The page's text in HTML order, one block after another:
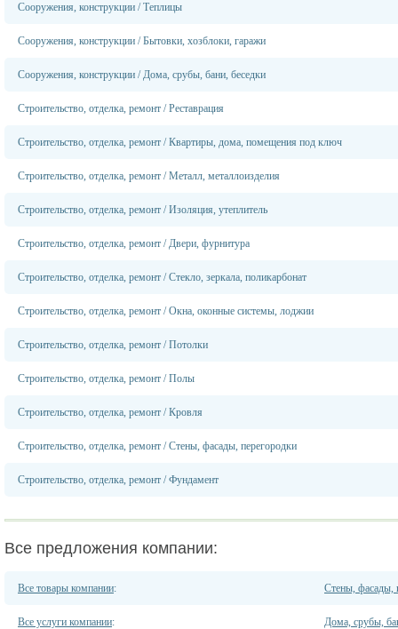
Сооружения, конструкции /Теплицы
Сооружения, конструкции /Бытовки, хозблоки, гаражи
Сооружения, конструкции /Дома, срубы, бани, беседки
Строительство, отделка, ремонт /Реставрация
Строительство, отделка, ремонт /Квартиры, дома, помещения под ключ
Строительство, отделка, ремонт /Металл, металлоизделия
Строительство, отделка, ремонт /Изоляция, утеплитель
Строительство, отделка, ремонт /Двери, фурнитура
Строительство, отделка, ремонт /Стекло, зеркала, поликарбонат
Строительство, отделка, ремонт /Окна, оконные системы, лоджии
Строительство, отделка, ремонт /Потолки
Строительство, отделка, ремонт /Полы
Строительство, отделка, ремонт /Кровля
Строительство, отделка, ремонт /Стены, фасады, перегородки
Строительство, отделка, ремонт /Фундамент
Все предложения компании:
Все товары компании: Стены, фасады,
Все услуги компании:
Дома, срубы,